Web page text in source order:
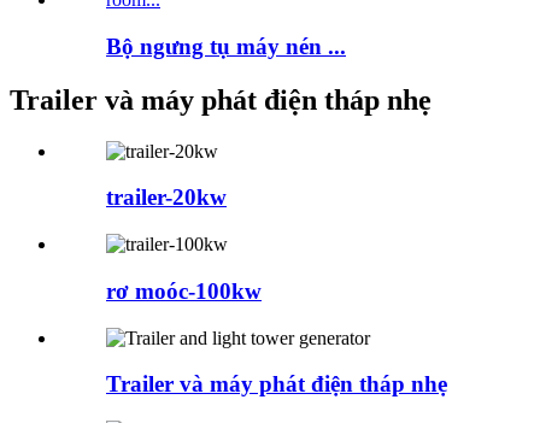
Bộ ngưng tụ máy nén ...
Trailer và máy phát điện tháp nhẹ
trailer-20kw
rơ moóc-100kw
Trailer và máy phát điện tháp nhẹ